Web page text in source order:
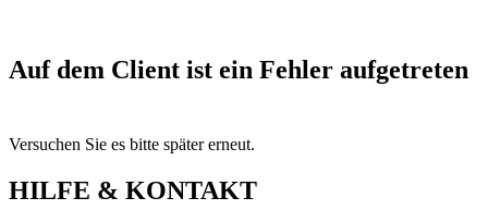
Auf dem Client ist ein Fehler aufgetreten
Versuchen Sie es bitte später erneut.
HILFE & KONTAKT